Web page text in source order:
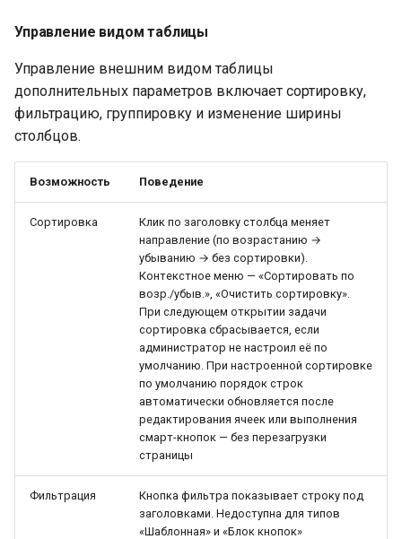
Управление видом таблицы
Управление внешним видом таблицы
дополнительных параметров включает сортировку,
фильтрацию, группировку и изменение ширины
столбцов.
Возможность Поведение
Сортировка
Клик по заголовку столбца меняет
направление (по возрастанию →
убыванию → без сортировки).
Контекстное меню — «Сортировать по
возр./убыв.», «Очистить сортировку».
При следующем открытии задачи
сортировка сбрасывается, если
администратор не настроил её по
умолчанию. При настроенной сортировке
по умолчанию порядок строк
автоматически обновляется после
редактирования ячеек или выполнения
смарт-кнопок — без перезагрузки
страницы
Фильтрация
Кнопка фильтра показывает строку под
заголовками. Недоступна для типов
«Шаблонная» и «Блок кнопок»